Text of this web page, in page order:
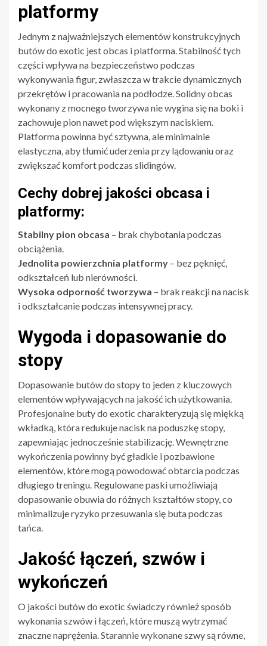
platformy
Jednym z najważniejszych elementów konstrukcyjnych
butów do exotic jest obcas i platforma. Stabilność tych
części wpływa na bezpieczeństwo podczas
wykonywania figur, zwłaszcza w trakcie dynamicznych
przekrętów i pracowania na podłodze. Solidny obcas
wykonany z mocnego tworzywa nie wygina się na boki i
zachowuje pion nawet pod większym naciskiem.
Platforma powinna być sztywna, ale minimalnie
elastyczna, aby tłumić uderzenia przy lądowaniu oraz
zwiększać komfort podczas slidingów.
Cechy dobrej jakości obcasa i
platformy:
Stabilny pion obcasa – brak chybotania podczas
obciążenia.
Jednolita powierzchnia platformy – bez pęknięć,
odkształceń lub nierówności.
Wysoka odporność tworzywa – brak reakcji na nacisk
i odkształcanie podczas intensywnej pracy.
Wygoda i dopasowanie do
stopy
Dopasowanie butów do stopy to jeden z kluczowych
elementów wpływających na jakość ich użytkowania.
Profesjonalne buty do exotic charakteryzują się miękką
wkładką, która redukuje nacisk na poduszkę stopy,
zapewniając jednocześnie stabilizację. Wewnętrzne
wykończenia powinny być gładkie i pozbawione
elementów, które mogą powodować obtarcia podczas
długiego treningu. Regulowane paski umożliwiają
dopasowanie obuwia do różnych kształtów stopy, co
minimalizuje ryzyko przesuwania się buta podczas
tańca.
Jakość łączeń, szwów i
wykończeń
O jakości butów do exotic świadczy również sposób
wykonania szwów i łączeń, które muszą wytrzymać
znaczne naprężenia. Starannie wykonane szwy są równe,